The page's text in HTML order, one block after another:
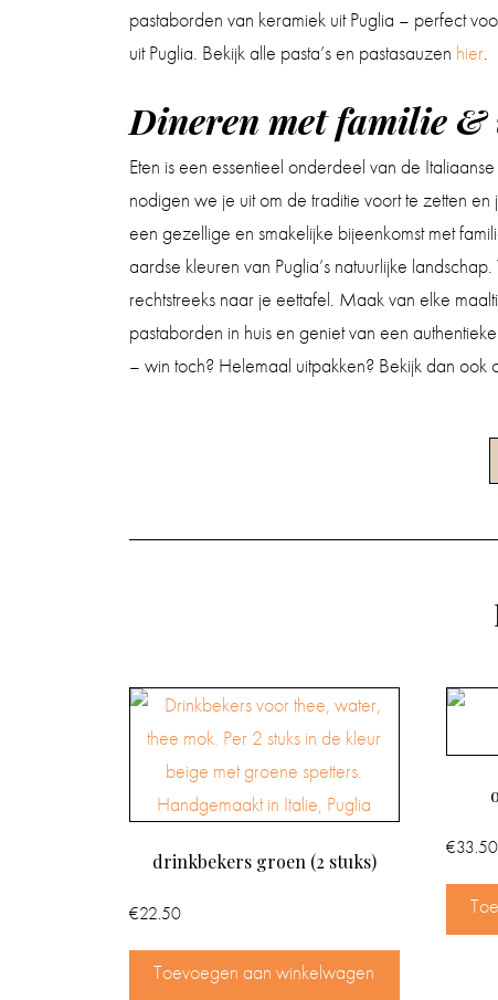
pastaborden van keramiek uit Puglia – perfect
uit Puglia. Bekijk alle pasta’s en pastasauzen hier.
Dineren met familie &
Eten is een essentieel onderdeel van de
nodigen we je uit om de traditie voort te zetten
een gezellige en smakelijke bijeenkomst met
aardse kleuren van Puglia’s natuurlijke
rechtstreeks naar je eettafel. Maak van elke
pastaborden in huis en geniet van een
– win toch? Helemaal uitpakken? Bekijk dan ook
drinkbekers groen (2 stuks)
€22.50
Toevoegen aan winkelwagen
€33.50